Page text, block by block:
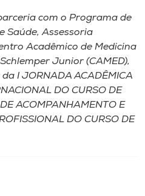
com o Programa de
Saúde, Assessoria
Acadêmico de Medicina
Junior (CAMED),
I JORNADA ACADÊMICA
DO CURSO DE
ACOMPANHAMENTO E
DO CURSO DE